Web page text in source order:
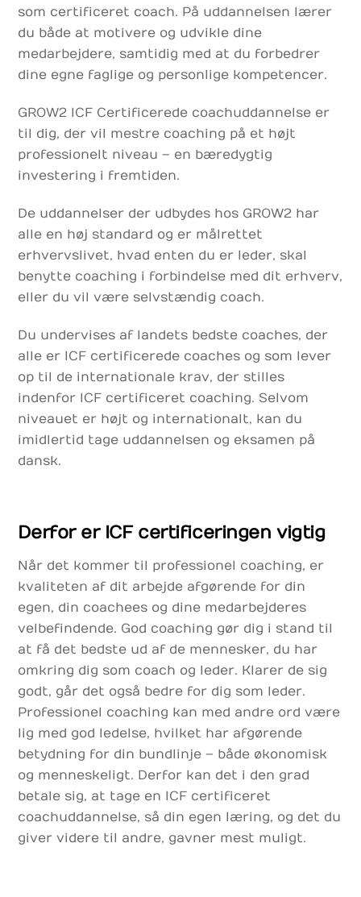
som certificeret coach. På uddannelsen lærer
du både at motivere og udvikle dine
medarbejdere, samtidig med at du forbedrer
dine egne faglige og personlige kompetencer.
GROW2 ICF Certificerede coachuddannelse er
til dig, der vil mestre coaching på et højt
professionelt niveau – en bæredygtig
investering i fremtiden.
De uddannelser der udbydes hos GROW2 har
alle en høj standard og er målrettet
erhvervslivet, hvad enten du er leder, skal
benytte coaching i forbindelse med dit erhverv,
eller du vil være selvstændig coach.
Du undervises af landets bedste coaches, der
alle er ICF certificerede coaches og som lever
op til de internationale krav, der stilles
indenfor ICF certificeret coaching. Selvom
niveauet er højt og internationalt, kan du
imidlertid tage uddannelsen og eksamen på
dansk.
Derfor er ICF certificeringen vigtig
Når det kommer til professionel coaching, er
kvaliteten af dit arbejde afgørende for din
egen, din coachees og dine medarbejderes
velbefindende. God coaching gør dig i stand til
at få det bedste ud af de mennesker, du har
omkring dig som coach og leder. Klarer de sig
godt, går det også bedre for dig som leder.
Professionel coaching kan med andre ord være
lig med god ledelse, hvilket har afgørende
betydning for din bundlinje – både økonomisk
og menneskeligt. Derfor kan det i den grad
betale sig, at tage en ICF certificeret
coachuddannelse, så din egen læring, og det du
giver videre til andre, gavner mest muligt.